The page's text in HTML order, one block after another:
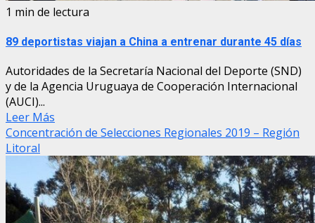
1 min de lectura
89 deportistas viajan a China a entrenar durante 45 días
Autoridades de la Secretaría Nacional del Deporte (SND)
y de la Agencia Uruguaya de Cooperación Internacional
(AUCI)...
Leer Más
Concentración de Selecciones Regionales 2019 – Región
Litoral